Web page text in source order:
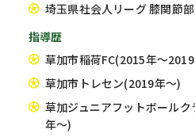
埼玉県社会人リーグ 膝関節
指導歴
草加市稲荷FC(2015年〜
草加市トレセン(2019年〜)
草加ジュニアフットボール
年〜)